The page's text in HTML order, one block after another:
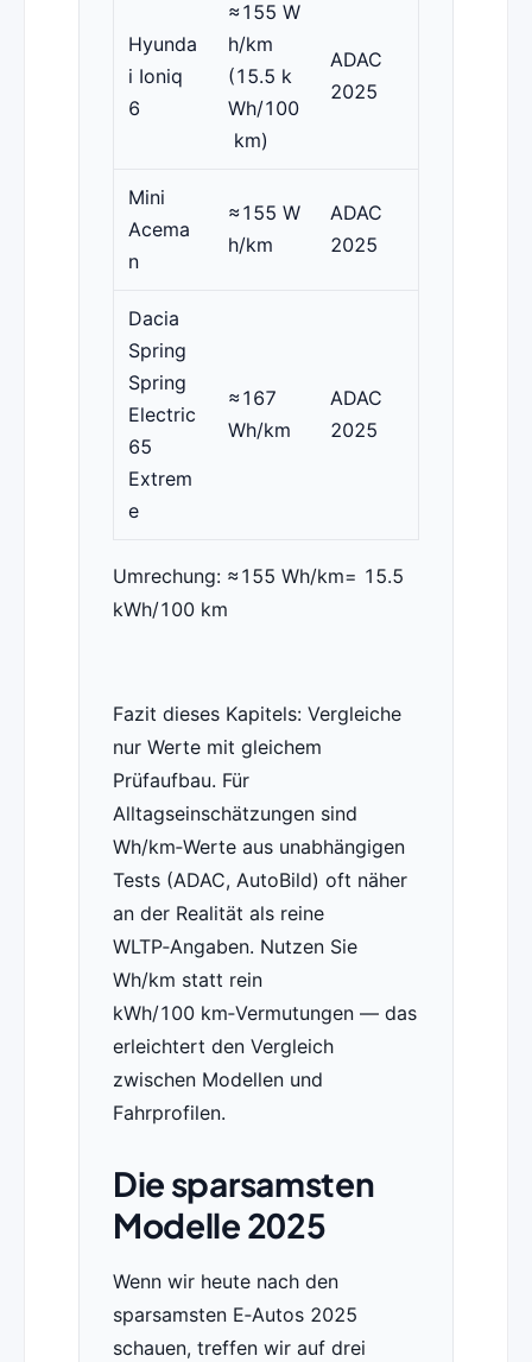
Hyunda
i Ioniq
6
≈155 W
h/km
(15.5 k
Wh/100
km)
ADAC
2025
Mini
Acema
n
≈155 W
h/km
ADAC
2025
Dacia
Spring
Spring
Electric
65
Extrem
e
≈167
Wh/km
ADAC
2025
Umrechung: ≈155 Wh/km= 15.5
kWh/100 km
Fazit dieses Kapitels: Vergleiche
nur Werte mit gleichem
Prüfaufbau. Für
Alltagseinschätzungen sind
Wh/km‑Werte aus unabhängigen
Tests (ADAC, AutoBild) oft näher
an der Realität als reine
WLTP‑Angaben. Nutzen Sie
Wh/km statt rein
kWh/100 km‑Vermutungen — das
erleichtert den Vergleich
zwischen Modellen und
Fahrprofilen.
Die sparsamsten
Modelle 2025
Wenn wir heute nach den
sparsamsten E‑Autos 2025
schauen, treffen wir auf drei